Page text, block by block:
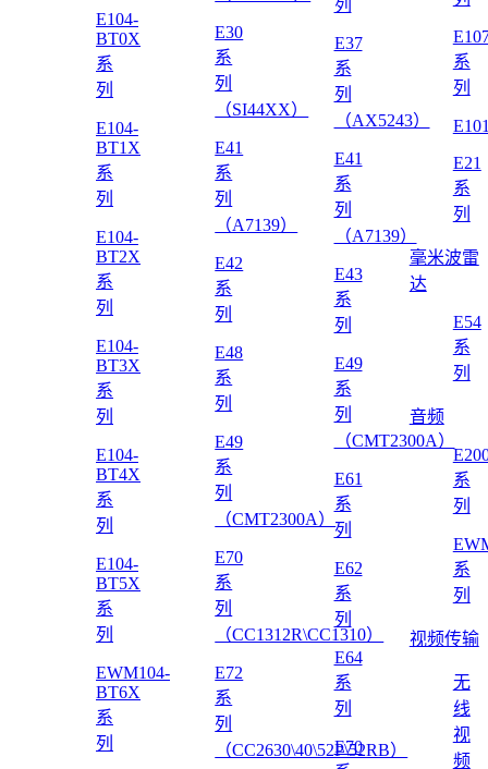
E104-
BT0X
系
列
E104-
BT1X
系
列
E104-
BT2X
系
列
E104-
BT3X
系
列
E104-
BT4X
系
列
E104-
BT5X
系
列
EWM104-
BT6X
系
列
E30
系
列
（SI44XX）
E41
系
列
（A7139）
E42
系
列
E48
系
列
E49
系
列
（CMT2300A）
E70
系
列
（CC1312R\CC1310）
E72
系
列
（CC2630\40\52P\52RB）
列
E37
系
列
（AX5243）
E41
系
列
（A7139）
E43
系
列
E49
系
列
（CMT2300A）
E61
系
列
E62
系
列
E64
系
列
E70
系
列
E21
系
列
毫米波雷
达
E54
系
列
音频
系
列
系
列
视频传输
无
线
视
频